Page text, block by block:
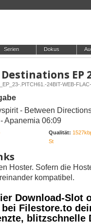
Serien Dokus
EP
.PITCH61.-24BIT-WEB-
- Between
Apanemia 06:09
Qualität:
St
Hoster. Sofern die
kompatibel.
Download-Slot
Filestore.to
blitzschnelle